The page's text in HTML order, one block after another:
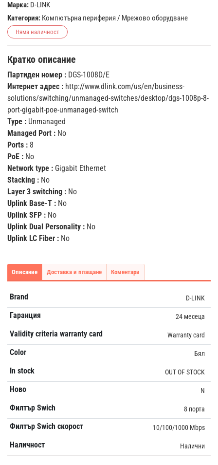
Марка: D-LINK
Категория: Компютърна периферия/ Мрежово оборудване
Няма наличност
Кратко описание
Партиден номер : DGS-1008D/E
Интернет адрес : http://www.dlink.com/us/en/business-
solutions/switching/unmanaged-switches/desktop/dgs-1008p-8-
port-gigabit-poe-unmanaged-switch
Type : Unmanaged
Managed Port : No
Ports : 8
PoE : No
Network type : Gigabit Ethernet
Stacking : No
Layer 3 switching : No
Uplink Base-T : No
Uplink SFP : No
Uplink Dual Personality : No
Uplink LC Fiber : No
Описание Доставка и плащане Коментари
Brand D-LINK
Гаранция 24 месеца
Validity criteria warranty card Warranty card
Color Бял
In stock OUT OF STOCK
Ново N
Филтър Swich 8 порта
Филтър Swich скорост 10/100/1000 Mbps
Наличност Налични